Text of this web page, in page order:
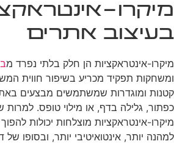
מיקרו-
בעיצוב אתרים
מיקרו-אינטראקציות הן חלק בלתי נפרד מ
ומשחקות תפקיד מכריע בשיפור חווית
קטנות ומוגדרות שמשתמשים מבצעים
כפתור, גלילה בדף, או מילוי טופס. למרות
מיקרו-אינטראקציות מוצלחות יכולות
למהנה יותר, אינטואיטיבי יותר, ובסופו